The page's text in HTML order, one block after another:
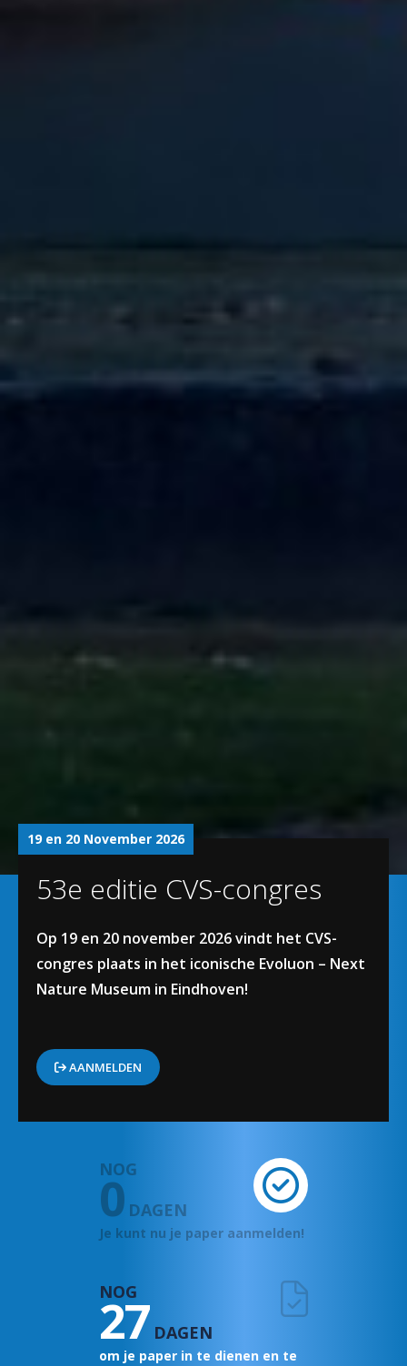
19 en 20 November 2026
53e editie CVS-congres
Op 19 en 20 november 2026 vindt het CVS-
congres plaats in het iconische Evoluon – Next
Nature Museum in Eindhoven!
AANMELDEN
NOG
0 DAGEN
Je kunt nu je paper aanmelden!
NOG
27 DAGEN
om je paper in te dienen en te